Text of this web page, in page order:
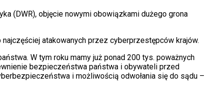
(DWR), objęcie nowymi obowiązkami dużego grona
atakowanych przez cyberprzestępców krajów.
W tym roku mamy już ponad 200 tys. poważnych
bezpieczeństwa państwa i obywateli przed
i możliwością odwołania się do sądu –